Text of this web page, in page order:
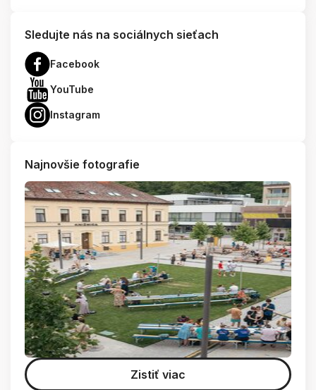
Sledujte nás na sociálnych sieťach
Facebook
YouTube
Instagram
Najnovšie fotografie
Zistiť viac